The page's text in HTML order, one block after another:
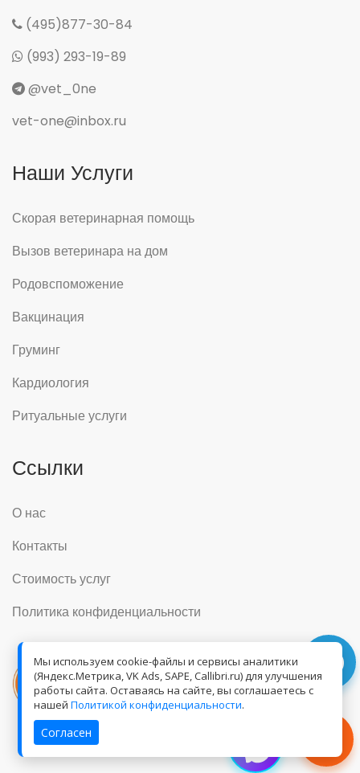
Мы используем cookie-файлы и сервисы аналитики
(Яндекс.Метрика, VK Ads, SAPE, Callibri.ru) для улучшения
работы сайта. Оставаясь на сайте, вы соглашаетесь с
нашейПолитикой конфиденциальности.
Согласен
(495)877-30-84
(993) 293-19-89
@vet_0ne
vet-one@inbox.ru
Наши Услуги
Скорая ветеринарная помощь
Вызов ветеринара на дом
Родовспоможение
Вакцинация
Груминг
Кардиология
Ритуальные услуги
Ссылки
О нас
Контакты
Стоимость услуг
Политика конфиденциальности